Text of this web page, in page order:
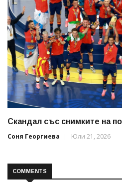
Скандал със снимките на
Соня Георгиева
Юли 21, 2026
COMMENTS